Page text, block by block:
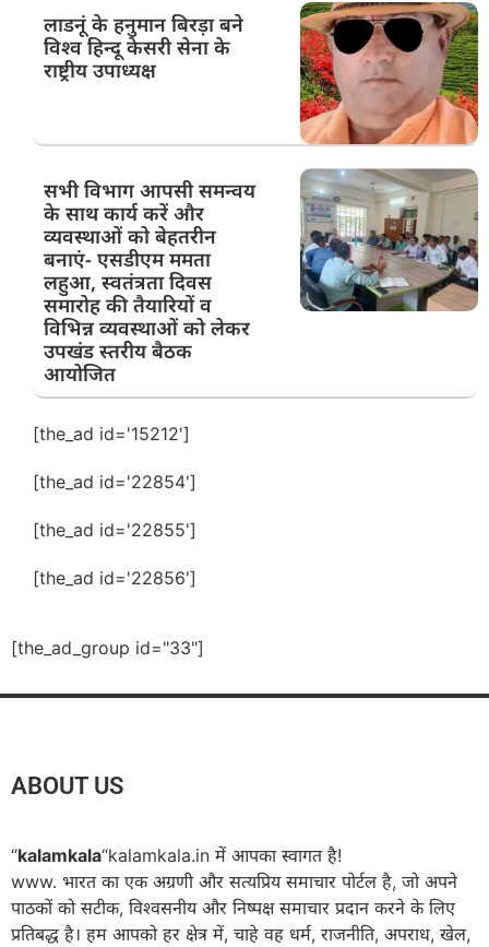
लाडनूं के हनुमान बिरड़ा बने
विश्व हिन्दू केसरी सेना के
राष्ट्रीय उपाध्यक्ष
सभी विभाग आपसी समन्वय
के साथ कार्य करें और
व्यवस्थाओं को बेहतरीन
बनाएं- एसडीएम ममता
लहुआ, स्वतंत्रता दिवस
समारोह की तैयारियों व
विभिन्न व्यवस्थाओं को लेकर
उपखंड स्तरीय बैठक
आयोजित
[the_ad id='15212']
[the_ad id='22854']
[the_ad id='22855']
[the_ad id='22856']
[the_ad_group id="33"]
ABOUT US
“kalamkala“kalamkala.in में आपका स्वागत है!
www. भारत का एक अग्रणी और सत्यप्रिय समाचार पोर्टल है, जो अपने
पाठकों को सटीक, विश्वसनीय और निष्पक्ष समाचार प्रदान करने के लिए
प्रतिबद्ध है। हम आपको हर क्षेत्र में, चाहे वह धर्म, राजनीति, अपराध, खेल,